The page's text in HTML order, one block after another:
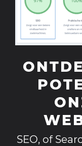
SEO, of